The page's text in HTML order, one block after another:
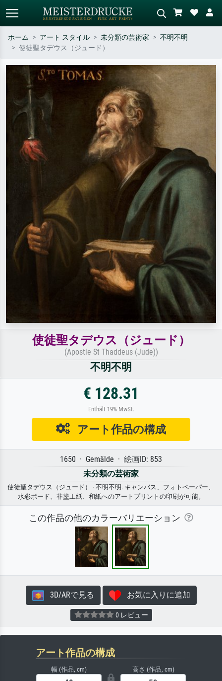
作家名・作品名・スタイルで検索
– 例：モネ、星月夜、印象派、北
斎の波、ヌード。
シーンを説明してください – 例：
緑の草原、赤の多い抽象画、暗い
油絵、木のそばの立ち姿のヌー
ド。
ホーム アート スタイル 未分類の芸術家
不明不明
使徒聖タデウス（ジュード）
使徒聖タデウス（ジュード）
(Apostle St Thaddeus (Jude))
不明不明
€ 128.31
Enthält 19% MwSt.
アート作品の構成
1650 · Gemälde · 絵画ID: 853
未分類の芸術家
使徒聖タデウス（ジュード） · 不明不明. キャンバス、フォトペーパー、
水彩ボード、非塗工紙、和紙へのアートプリントの印刷が可能。
この作品の他のカラーバリエーション
3D/ARで見る お気に入りに追加
0 レビュー
アート作品の構成
幅 (作品, cm) 高さ (作品, cm)